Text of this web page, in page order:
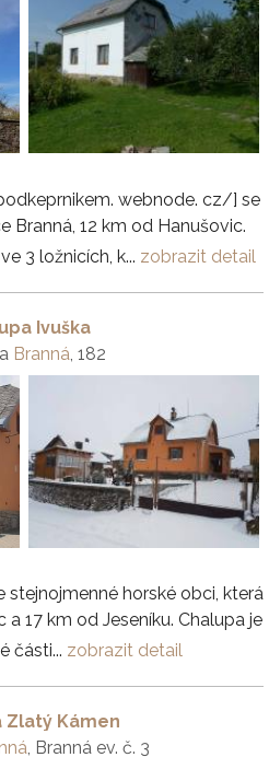
webnode. cz/] se
Branná, 12 km od Hanušovic.
3 ložnicích, k... zobrazit detail
Ivuška
Branná , 182
stejnojmenné horské obci, která
17 km od Jeseníku. Chalupa je
části... zobrazit detail
Zlatý Kámen
, Branná ev. č. 3